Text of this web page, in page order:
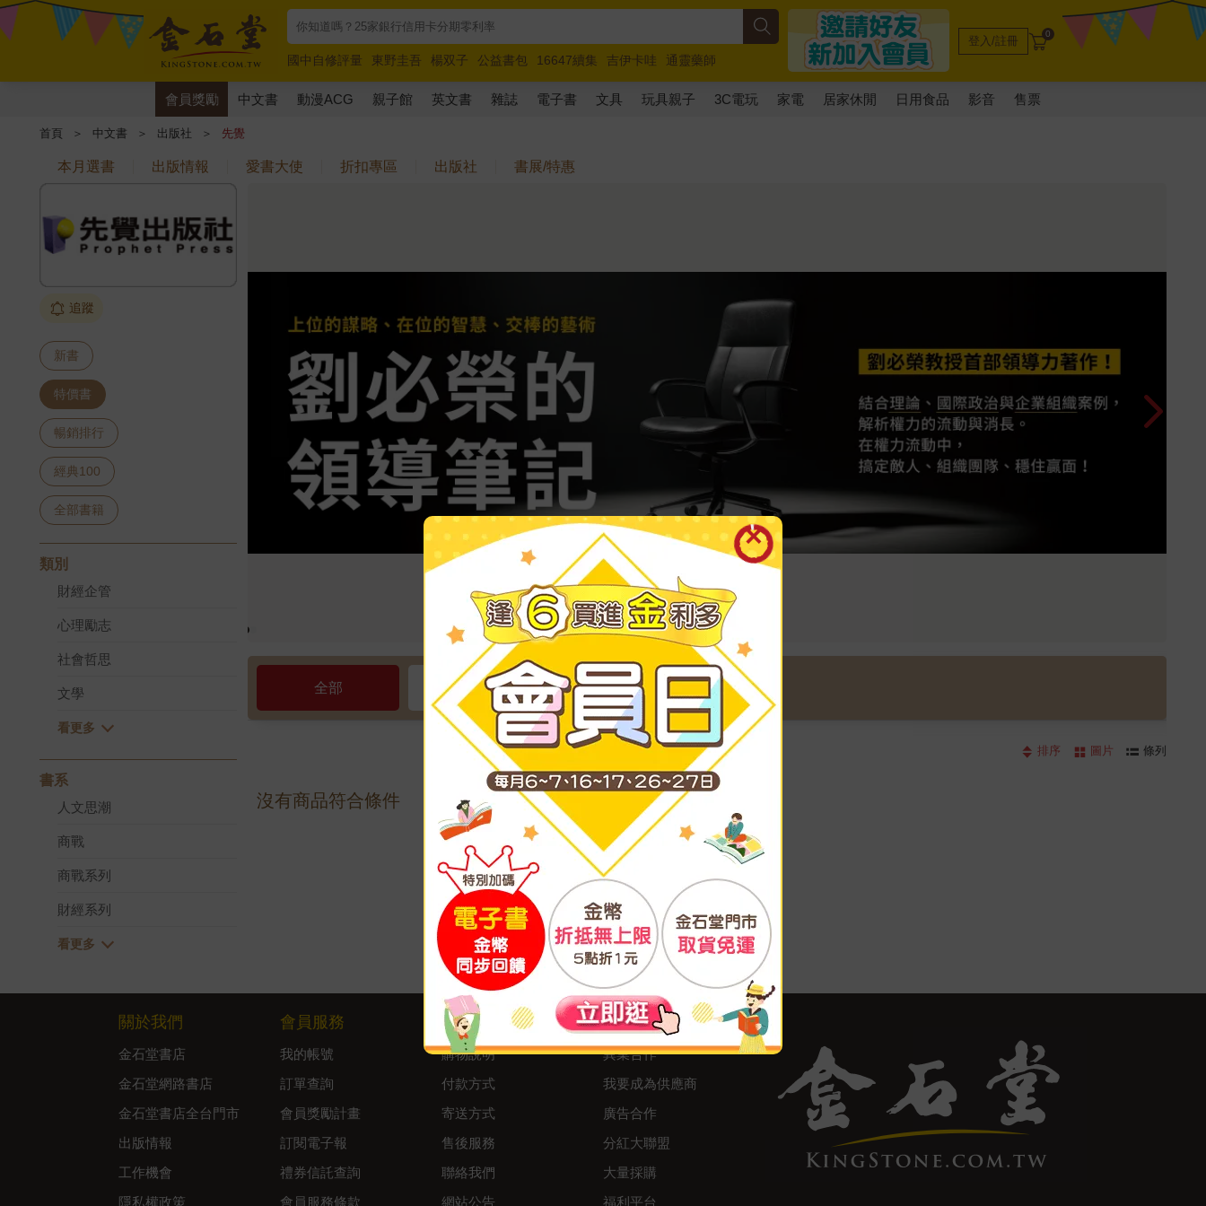
國中自修評量 東野圭吾 楊双子 公益書包 16647續集 吉伊卡哇
通靈藥師
唯紅花綻放
奧德賽 路邊攤新作 馬斯克 玩具總動員5 超慢跑
登入/註冊 0
會員獎勵 中文書 動漫ACG 親子館 英文書 雜誌 電子書 文具 玩具親子 3C電玩 家電 居家休閒 日用食品 影音 售票
首頁 ＞ 中文書 ＞ 出版社 ＞ 先覺
本月選書 出版情報 愛書大使 折扣專區 出版社 書展/特惠
追蹤
新書
特價書
暢銷排行
經典100
全部書籍
類別
財經企管
心理勵志
社會哲思
文學
書系
人文思潮
商戰
商戰系列
財經系列
全部 紙本 電子書
排序 圖片 條列
沒有商品符合條件
關於我們
金石堂書店
金石堂網路書店
金石堂書店全台門市
出版情報
工作機會
隱私權政策
會員服務
我的帳號
訂單查詢
會員獎勵計畫
訂閱電子報
禮券信託查詢
會員服務條款
客服中心
購物說明
付款方式
寄送方式
售後服務
聯絡我們
網站公告
合作與服務
異業合作
我要成為供應商
廣告合作
分紅大聯盟
大量採購
福利平台